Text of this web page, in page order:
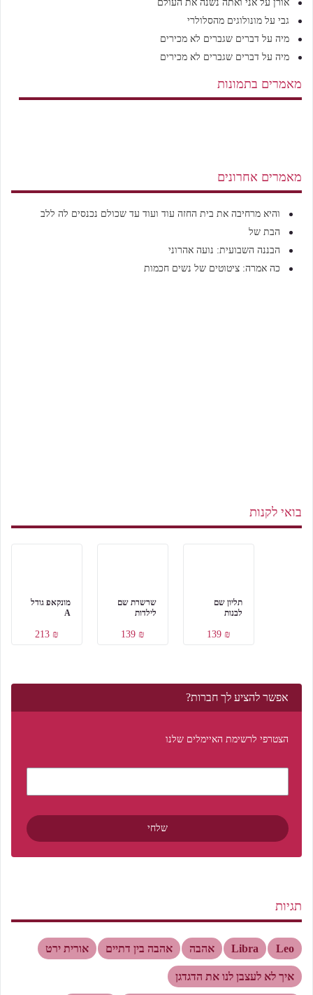
מאמרים אחרונים
והיא מרחיבה את בית החזה עוד ועוד עד שכולם נכנסים לה ללב
הבת של
הבננה השבועית: נועה אהרוני
כה אמרה: ציטוטים של נשים חכמות
בואי לקנות
מונקאפ גודל
A
₪ 213
שרשרת שם
לילדות
₪ 139
תליון שם
לבנות
₪ 139
אפשר להציע לך חברות?
הצטרפי לרשימת האיימלים שלנו
תגיות
Leo
Libra אהבה אהבה בין דתיים אורית ירט
איך לא לעצבן לנו את הדגדגן
אורן על אני ואתה נשנה את העולם
גבי על מונולוגים מהסלולרי
מיה על דברים שגברים לא מכירים
מיה על דברים שגברים לא מכירים
מאמרים בתמונות